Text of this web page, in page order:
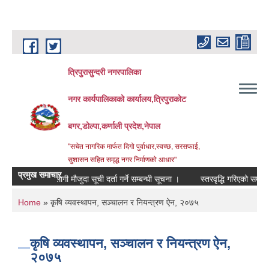
Skip to main content
त्रिपुरासुन्दरी नगरपालिका
नगर कार्यपालिकाको कार्यालय,त्रिपुराकोट
बगर,डोल्पा,कर्णाली प्रदेश,नेपाल
"सचेत नागरिक मार्फत दिगो पुर्वाधार,स्वच्छ, सरसफाई,
सुशासन सहित समृद्ध नगर निर्माणको आधार"
प्रमुख समाचार
का लागी मौजुदा सूची दर्ता गर्ने सम्बन्धी सूचना । स्तरवृद्धि गरिएको सम्बन्धमा ।
You are here
Home » कृषि व्यवस्थापन, सञ्चालन र नियन्त्रण ऐन, २०७५
कृषि व्यवस्थापन, सञ्चालन र नियन्त्रण ऐन,
२०७५